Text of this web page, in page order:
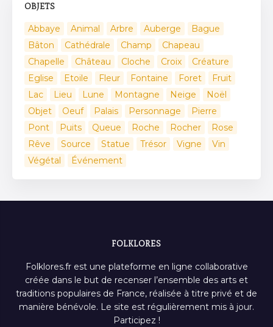
OBJETS
Abbaye Animal Arbre Auberge
Bague
Bâton
Cathédrale Champ
Chapeau
Chapelle
Château Cloche Croix
Créature
Eglise
Etoile Fleur Fontaine Foret
Fruit
Lac
Lieu Lune Montagne Neige
Noël
Objet
Oeuf Palais Personnage
Pierre
Pont
Puits Queue Roche Rocher
Rose
Rêve
Source Statue Trésor Vigne
Vin
Végétal
Événement
FOLKLORES
Folklores.fr est une plateforme en ligne collaborative
créée dans le but de recenser l’ensemble des arts et
traditions populaires de France, réalisée à titre privé et de
manière bénévole. Le site est régulièrement mis à jour.
Participez !